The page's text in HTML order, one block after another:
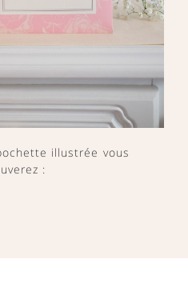
illustrée vous
: